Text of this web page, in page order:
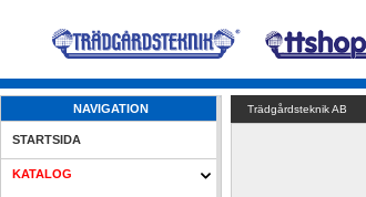
NAVIGATION
STARTSIDA
KATALOG
Trädgårdsteknik AB